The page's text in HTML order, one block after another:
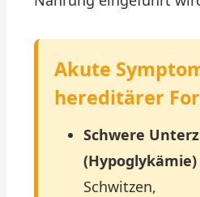
Akute
hereditärer
Schwere
(Hypoglykämie)
Schwitzen,